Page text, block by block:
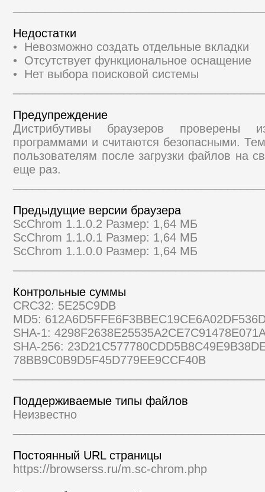
Недостатки
• Невозможно создать отдельные вкладки
• Отсутствует функциональное оснащение
• Нет выбора поисковой системы
Предупреждение
Дистрибутивы браузеров проверены
программами и считаются безопасными.
пользователям после загрузки файлов на
еще раз.
Предыдущие версии браузера
ScChrom 1.1.0.2 Размер: 1,64 МБ
ScChrom 1.1.0.1 Размер: 1,64 МБ
ScChrom 1.1.0.0 Размер: 1,64 МБ
Контрольные суммы
CRC32: 5E25C9DB
MD5:
SHA-1:
SHA-256:
78BB9C0B9D5F45D779EE9CCF40B
Поддерживаемые типы файлов
Неизвестно
Постоянный URL страницы
https://browserss.ru/m.sc-chrom.php